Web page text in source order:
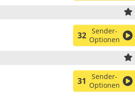
32 Sender-
Optionen
31
Sender-
Optionen